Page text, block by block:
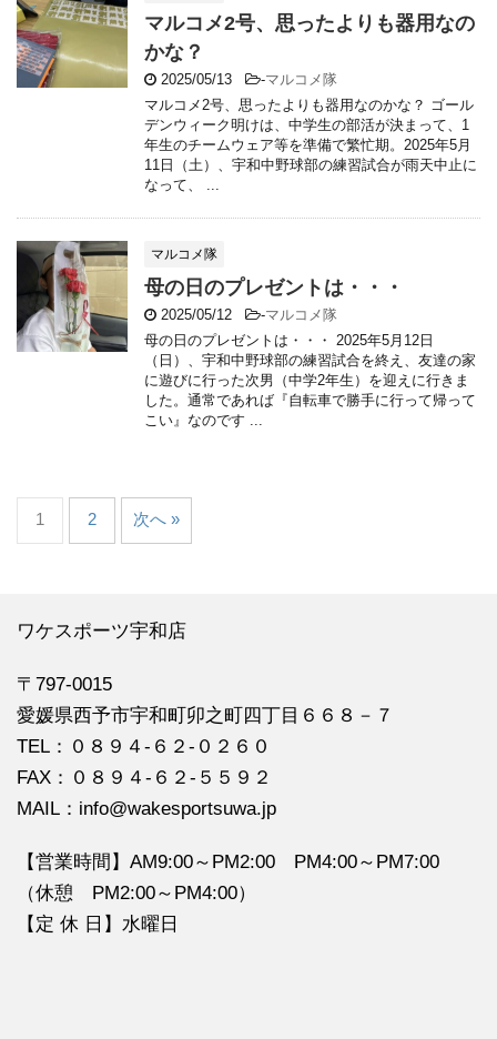
マルコメ2号、思ったよりも器用なの
かな？
2025/05/13 -マルコメ隊
マルコメ2号、思ったよりも器用なのかな？ ゴール
デンウィーク明けは、中学生の部活が決まって、1
年生のチームウェア等を準備で繁忙期。2025年5月
11日（土）、宇和中野球部の練習試合が雨天中止に
なって、 ...
マルコメ隊
母の日のプレゼントは・・・
2025/05/12 -マルコメ隊
母の日のプレゼントは・・・ 2025年5月12日
（日）、宇和中野球部の練習試合を終え、友達の家
に遊びに行った次男（中学2年生）を迎えに行きま
した。通常であれば『自転車で勝手に行って帰って
こい』なのです ...
1 2 次へ »
ワケスポーツ宇和店
〒797-0015
愛媛県西予市宇和町卯之町四丁目６６８－７
TEL：０８９４‐６２‐０２６０
FAX：０８９４‐６２‐５５９２
MAIL：info@wakesportsuwa.jp
【営業時間】AM9:00～PM2:00 PM4:00～PM7:00
（休憩 PM2:00～PM4:00）
【定 休 日】水曜日